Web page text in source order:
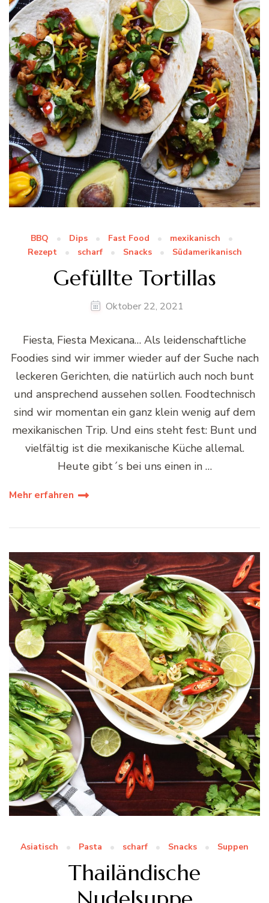
BBQ Dips Fast Food
mexikanisch
Rezept
scharf Snacks Südamerikanisch
Gefüllte Tortillas
Oktober 22, 2021
Fiesta, Fiesta Mexicana… Als leidenschaftliche
Foodies sind wir immer wieder auf der Suche nach
leckeren Gerichten, die natürlich auch noch bunt
und ansprechend aussehen sollen. Foodtechnisch
sind wir momentan ein ganz klein wenig auf dem
mexikanischen Trip. Und eins steht fest: Bunt und
vielfältig ist die mexikanische Küche allemal.
Heute gibt´s bei uns einen in …
Mehr erfahren
Asiatisch Pasta scharf Snacks Suppen
Thailändische